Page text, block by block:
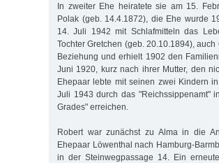
In zweiter Ehe heiratete sie am 15.
Polak (geb. 14.4.1872), die Ehe wurde
14. Juli 1942 mit Schlafmitteln das
Tochter Gretchen (geb. 20.10.1894),
Beziehung und erhielt 1902 den
Juni 1920, kurz nach ihrer Mutter, den
Ehepaar lebte mit seinen zwei Kindern
Juli 1943 durch das "Reichssippenamt"
Grades" erreichen.
Robert war zunächst zu Alma in die
Ehepaar Löwenthal nach Hamburg-
in der Steinwegpassage 14. Ein